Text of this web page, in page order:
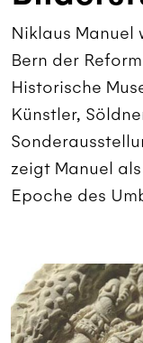
Niklaus Manuel
Bern der
Historische
Künstler,
zeigt Manuel
Epoche des